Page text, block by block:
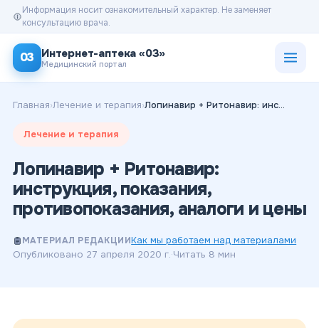
Информация носит ознакомительный характер. Не заменяет
консультацию врача.
03 Интернет-аптека «03»
Медицинский портал
Главная›Лечение и терапия› Лопинавир + Ритонавир: инструкция, показания, противопоказания, аналоги и цены
Лечение и терапия
Лопинавир + Ритонавир:
инструкция, показания,
противопоказания, аналоги и цены
МАТЕРИАЛ РЕДАКЦИИКак мы работаем над материалами
Опубликовано 27 апреля 2020 г.·Читать 8 мин